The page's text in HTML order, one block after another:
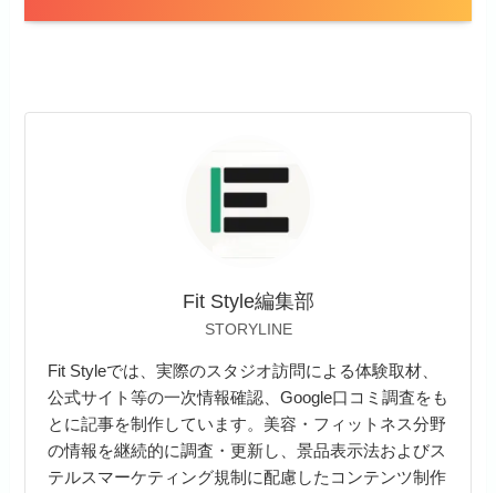
Fit Style編集部
STORYLINE
Fit Styleでは、実際のスタジオ訪問による体験取材、
公式サイト等の一次情報確認、Google口コミ調査をも
とに記事を制作しています。美容・フィットネス分野
の情報を継続的に調査・更新し、景品表示法およびス
テルスマーケティング規制に配慮したコンテンツ制作